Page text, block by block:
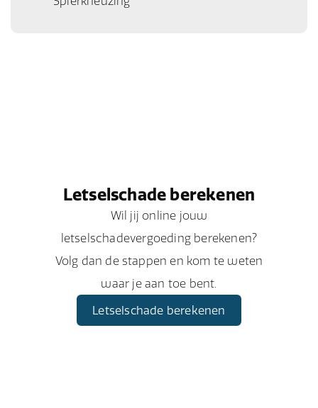
Letselschade berekenen
Wil jij online jouw
letselschadevergoeding berekenen?
Volg dan de stappen en kom te weten
waar je aan toe bent.
Letselschade berekenen